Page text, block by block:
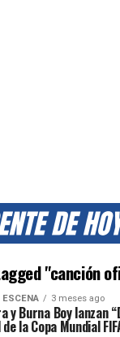
"canción
3 meses ago
y Burna Boy lanzan
la Copa Mundial